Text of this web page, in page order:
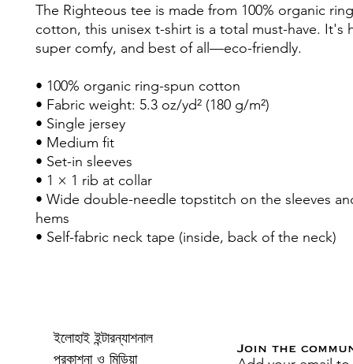
The Righteous tee is made from 100% organic
cotton, this unisex t-shirt is a total must-have. It's
super comfy, and best of all—eco-friendly.
• 100% organic ring-spun cotton
• Fabric weight: 5.3 oz/yd² (180 g/m²)
• Single jersey
• Medium fit
• Set-in sleeves
• 1 × 1 rib at collar
• Wide double-needle topstitch on the sleeves
hems
• Self-fabric neck tape (inside, back of the neck)
ইলোহাই ইন্টারন্যাশনাল
প্রকাশনা ও মিডিয়া
Join the